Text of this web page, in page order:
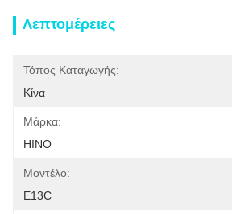
Λεπτομέρειες
Τόπος Καταγωγής:
Κίνα
Μάρκα:
HINO
Μοντέλο:
E13C